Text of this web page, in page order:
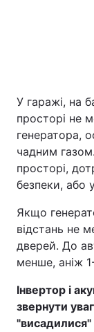
У гаражі, на
просторі не
генератора,
чадним
просторі,
безпеки, або
Якщо
відстань не
дверей. До
менше, аніж
Інвертор і
звернути
"висадилися"